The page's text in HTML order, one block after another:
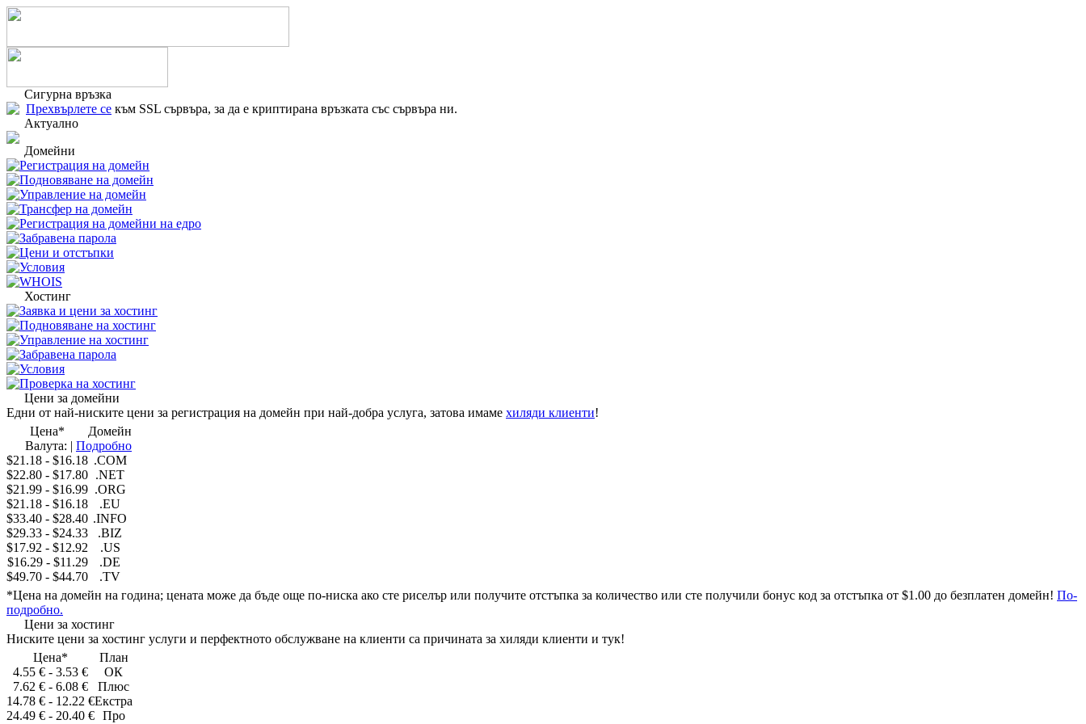
Сигурна връзка
Прехвърлете се към SSL сървъра, за да е криптирана връзката със сървъра ни.
Актуално
Домейни
Регистрация на домейн
Подновяване на домейн
Управление на домейн
Трансфер на домейн
Регистрация на домейни на едро
Забравена парола
Цени и отстъпки
Условия
WHOIS
Хостинг
Заявка и цени за хостинг
Подновяване на хостинг
Управление на хостинг
Забравена парола
Условия
Проверка на хостинг
Цени за домейни
Едни от най-ниските цени за регистрация на домейн при най-добра услуга, затова имаме хиляди клиенти!
Цена*
Домейн
Валута: | Подробно
$21.18 - $16.18 .COM
$22.80 - $17.80 .NET
$21.99 - $16.99 .ORG
$21.18 - $16.18
.EU
$33.40 - $28.40 .INFO
$29.33 - $24.33
.BIZ
$17.92 - $12.92
.US
$16.29- $11.29
.DE
$49.70 - $44.70
.TV
*Цена на домейн на година; цената може да бъде още по-ниска ако сте риселър или получите отстъпка за количество или сте получили бонус код за отстъпка от $1.00 до безплатен домейн! По-
подробно.
Цени за хостинг
Ниските цени за хостинг услуги и перфектното обслужване на клиенти са причината за хиляди клиенти и тук!
Цена*
План
4.55 € - 3.53 €
ОК
7.62 € - 6.08 €
Плюс
14.78 € - 12.22 €Екстра
24.49 € - 20.40 € Про